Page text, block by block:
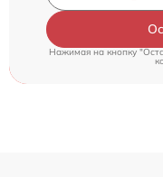
Нажимая на кнопку